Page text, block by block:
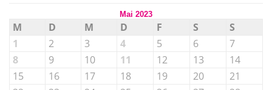
Mai 2023
M D M D F S
S
1
2 3 4 5 6
7
8
9 10 11 12 13
14
15
16 17 18 19 20
21